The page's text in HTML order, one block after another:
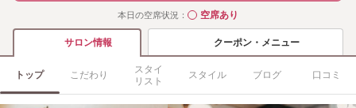
本日の空席状況： ◯空席あり
サロン情報 クーポン・メニュー
トップ こだわり
スタイ
リスト
スタイル ブログ 口コミ